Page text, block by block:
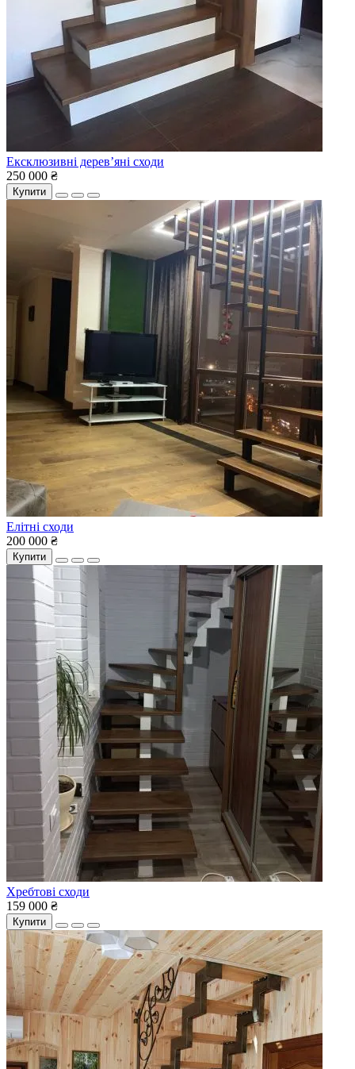
Ексклюзивні дерев’яні сходи
250 000 ₴
Купити
Елітні сходи
200 000 ₴
Купити
Хребтові сходи
159 000 ₴
Купити